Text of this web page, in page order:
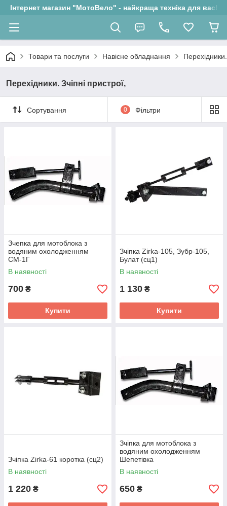
Інтернет магазин "МотоВело" - найкраща техніка для вас!
Товари та послуги Навісне обладнання
Перехідники. Зчіпні пристрої,
Сортування 0 Фільтри
Зчепка для мотоблока з
водяним охолодженням
СМ-1Г
В наявності
700 ₴
Купити
Зчіпка Zirka-105, Зубр-105,
Булат (сц1)
В наявності
1 130 ₴
Купити
Зчіпка Zirka-61 коротка (сц2)
В наявності
1 220 ₴
Зчіпка для мотоблока з
водяним охолодженням
Шепетівка
В наявності
650 ₴